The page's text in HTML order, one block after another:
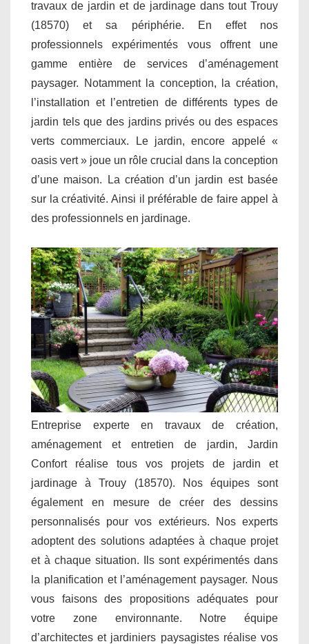
travaux de jardin et de jardinage dans tout Trouy
(18570) et sa périphérie. En effet nos
professionnels expérimentés vous offrent une
gamme entière de services d’aménagement
paysager. Notamment la conception, la création,
l’installation et l’entretien de différents types de
jardin tels que des jardins privés ou des espaces
verts commerciaux. Le jardin, encore appelé «
oasis vert » joue un rôle crucial dans la conception
d’une maison. La création d’un jardin est basée
sur la créativité. Ainsi il préférable de faire appel à
des professionnels en jardinage.
Entreprise experte en travaux de création,
aménagement et entretien de jardin, Jardin
Confort réalise tous vos projets de jardin et
jardinage à Trouy (18570). Nos équipes sont
également en mesure de créer des dessins
personnalisés pour vos extérieurs. Nos experts
adoptent des solutions adaptées à chaque projet
et à chaque situation. Ils sont expérimentés dans
la planification et l’aménagement paysager. Nous
vous faisons des propositions adéquates pour
votre zone environnante. Notre équipe
d’architectes et jardiniers paysagistes réalise vos